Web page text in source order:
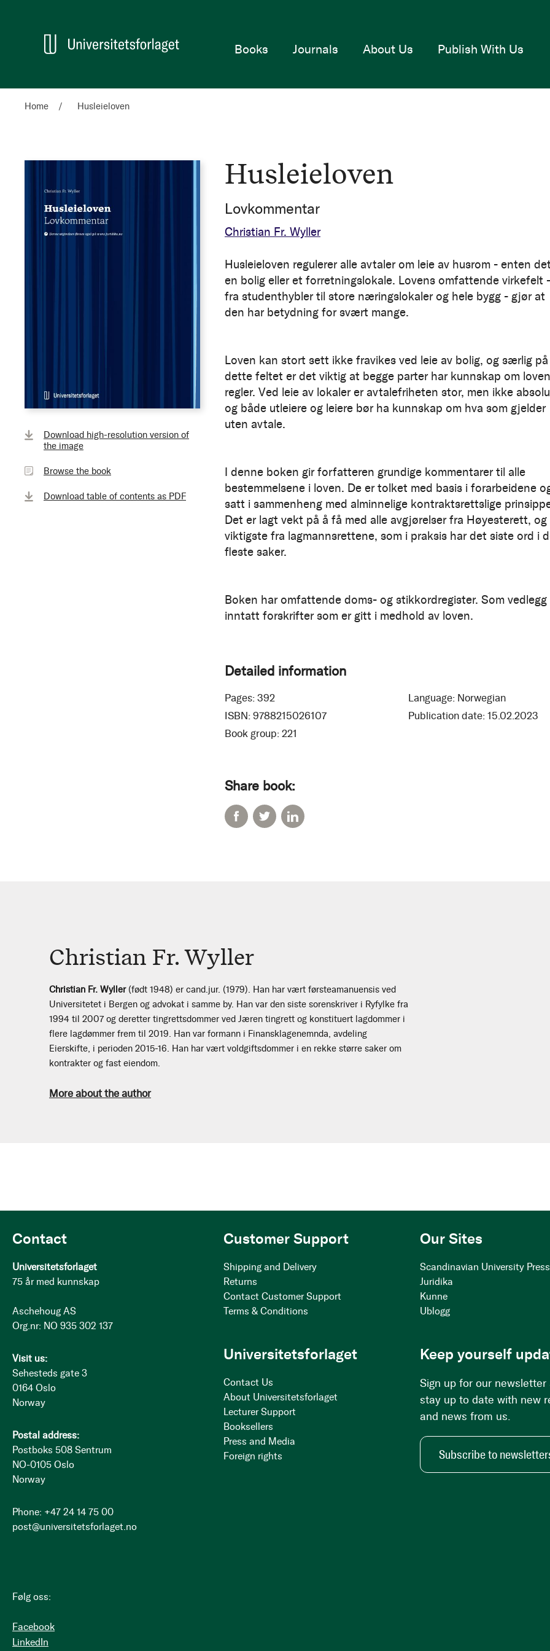
Home
Books Journals About Us Publish With Us
Home Husleieloven
Download high-resolution version of
the image
Browse
the
Browse the book
Download table of contents as PDF
Husleieloven
Lovkommentar
Christian Fr. Wyller
Husleieloven regulerer alle avtaler om leie av husrom - enten
en bolig eller et forretningslokale. Lovens omfattende virkefelt -
fra studenthybler til store nærings­lokaler og hele bygg - gjør at
den har betydning for svært mange.
Loven kan stort sett ikke fravikes ved leie av bolig, og særlig på
dette feltet er det viktig at begge parter har kunnskap om
regler. Ved leie av lokaler er avtalefriheten stor, men ikke
og både utleiere og leiere bør ha kunnskap om hva som gjelder
uten avtale.
I denne boken gir forfatteren grundige kommentarer til alle
bestemmelsene i loven. De er tolket med basis i for­arbeidene
satt i sammenheng med alminnelige kontrakts­rettslige
Det er lagt vekt på å få med alle avgjørelser fra Høyesterett, og
viktigste fra lag­manns­ret­tene, som i praksis har det siste ord i
fleste saker.
Boken har omfattende doms- og stikkordregister. Som vedlegg
inntatt forskrifter som er gitt i medhold av loven.
Detailed information
Pages: 392 Language: Norwegian
ISBN: 9788215026107 Publication date: 15.02.2023
Book group: 221
Share book:
Christian Fr. Wyller
Christian Fr. Wyller (født 1948) er cand.jur. (1979). Han har vært førsteamanuensis ved
Universitetet i Bergen og advokat i samme by. Han var den siste sorenskriver i Ryfylke fra
1994 til 2007 og deretter tingrettsdommer ved Jæren tingrett og konstituert lagdommer i
flere lagdømmer frem til 2019. Han var formann i Finansklagenemnda, avdeling
Eierskifte, i perioden 2015-16. Han har vært voldgiftsdommer i en rekke større saker om
kontrakter og fast eiendom.
More about the author
Contact
Universitetsforlaget
75 år med kunnskap
Aschehoug AS
Org.nr: NO 935 302 137
Visit us:
Sehesteds gate 3
0164 Oslo
Norway
Postal address:
Postboks 508 Sentrum
NO-0105 Oslo
Norway
Phone: +47 24 14 75 00
post@universitetsforlaget.no
Følg oss:
Facebook
LinkedIn
Customer Support
Shipping and Delivery
Returns
Contact Customer Support
Terms & Conditions
Our Sites
Scandinavian University Press
Juridika
Kunne
Ublogg
Universitetsforlaget
Contact Us
About Universitetsforlaget
Lecturer Support
Booksellers
Press and Media
Foreign rights
Keep yourself
Sign up for our newsletter
stay up to date with new
and news from us.
Subscribe to